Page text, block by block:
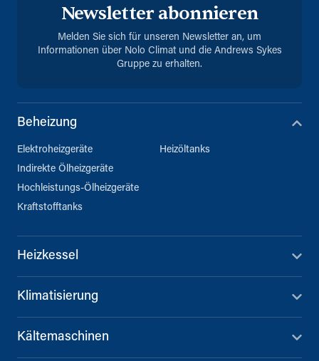
Newsletter abonnieren
Melden Sie sich für unseren Newsletter an, um
Informationen über Nolo Climat und die Andrews Sykes
Gruppe zu erhalten.
Beheizung
Elektroheizgeräte
Indirekte Ölheizgeräte
Hochleistungs-Ölheizgeräte
Kraftstofftanks
Heizöltanks
Heizkessel
Klimatisierung
Kältemaschinen